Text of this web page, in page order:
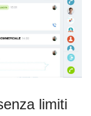
limiti